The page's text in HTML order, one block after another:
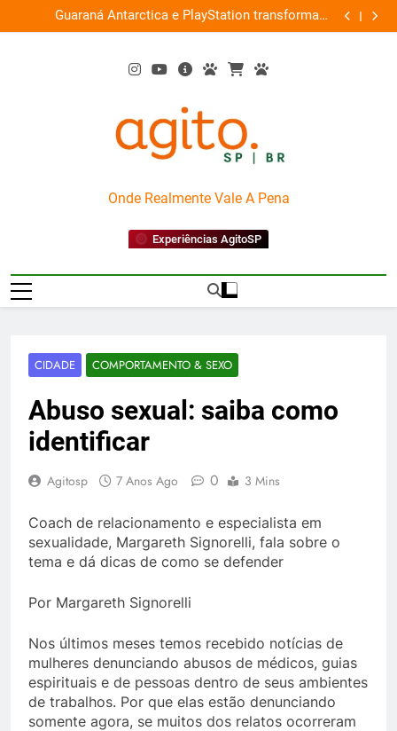
to
Guaraná Antarctica e PlayStation transformam
shopping em arena gamer gratuita
Busch
AgitoSP
Onde Realmente Vale A Pena
Experiências AgitoSP
CIDADE COMPORTAMENTO & SEXO
Abuso sexual: saiba como
identificar
Agitosp 7 Anos Ago 0 3 Mins
Coach de relacionamento e especialista em
sexualidade, Margareth Signorelli, fala sobre o
tema e dá dicas de como se defender
Por Margareth Signorelli
Nos últimos meses temos recebido notícias de
mulheres denunciando abusos de médicos, guias
espirituais e de pessoas dentro de seus ambientes
de trabalhos. Por que elas estão denunciando
somente agora, se muitos dos relatos ocorreram